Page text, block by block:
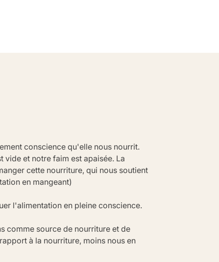
conscience qu'elle nous nourrit.
vide et notre faim est apaisée. La
cette nourriture, qui nous soutient
en mangeant)
l'alimentation en pleine conscience.
comme source de nourriture et de
à la nourriture, moins nous en